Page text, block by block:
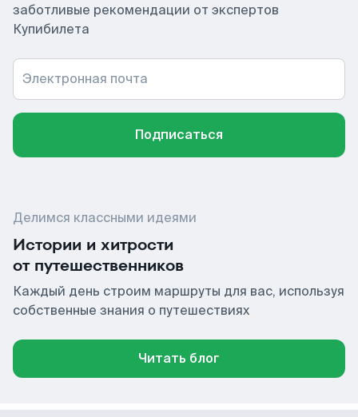
заботливые рекомендации от экспертов
Купибилета
Электронная почта
Подписаться
Делимся классными идеями
Истории и хитрости
от путешественников
Каждый день строим маршруты для вас, используя
собственные знания о путешествиях
Читать блог